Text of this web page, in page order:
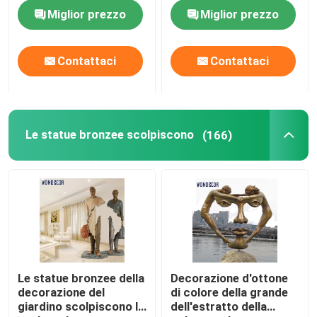
Contattaci
Richiedere un preventivo
Scultura forgiata del metallo
Le statue bronzee scolpiscono
Scultura bronzea su ordinazione
acciaio inossidabile
Miglior prezzo
Contattaci
Corten
Miglior prezzo
Contattaci
Le statue bronzee scolpiscono (166)
Le statue bronzee della
decorazione del
giardino scolpiscono la
Decorazione d'ottone
di colore della grande
dell'estratto della